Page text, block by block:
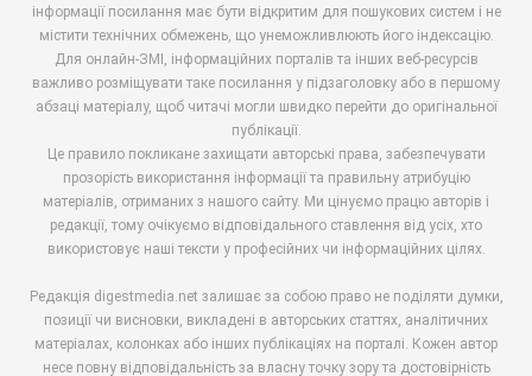
інформації посилання має бути відкритим для пошукових систем і не
містити технічних обмежень, що унеможливлюють його індексацію.
Для онлайн-ЗМІ, інформаційних порталів та інших веб-ресурсів
важливо розміщувати таке посилання у підзаголовку або в першому
абзаці матеріалу, щоб читачі могли швидко перейти до оригінальної
публікації.
Це правило покликане захищати авторські права, забезпечувати
прозорість використання інформації та правильну атрибуцію
матеріалів, отриманих з нашого сайту. Ми цінуємо працю авторів і
редакції, тому очікуємо відповідального ставлення від усіх, хто
використовує наші тексти у професійних чи інформаційних цілях.
Редакція digestmedia.net залишає за собою право не поділяти думки,
позиції чи висновки, викладені в авторських статтях, аналітичних
матеріалах, колонках або інших публікаціях на порталі. Кожен автор
несе повну відповідальність за власну точку зору та достовірність